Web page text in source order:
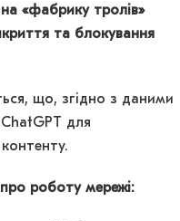
«фабрику тролів»
та блокування
що, згідно з даними
для
роботу мережі: